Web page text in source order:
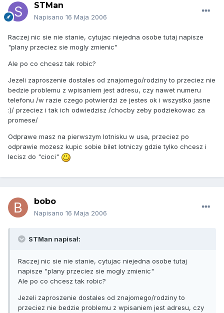
STMan
Napisano 16 Maja 2006
Raczej nic sie nie stanie, cytujac niejedna osobe tutaj napisze
"plany przeciez sie mogly zmienic"
Ale po co chcesz tak robic?
Jezeli zaproszenie dostales od znajomego/rodziny to przeciez nie
bedzie problemu z wpisaniem jest adresu, czy nawet numeru
telefonu /w razie czego potwierdzi ze jestes ok i wszystko jasne
:)/ przeciez i tak ich odwiedzisz /chocby zeby podziekowac za
promese/
Odprawe masz na pierwszym lotnisku w usa, przeciez po
odprawie mozesz kupic sobie bilet lotniczy gdzie tylko chcesz i
lecisz do "cioci"
bobo
Napisano 16 Maja 2006
STMan napisał:
Raczej nic sie nie stanie, cytujac niejedna osobe tutaj
napisze "plany przeciez sie mogly zmienic"
Ale po co chcesz tak robic?
Jezeli zaproszenie dostales od znajomego/rodziny to
przeciez nie bedzie problemu z wpisaniem jest adresu, czy